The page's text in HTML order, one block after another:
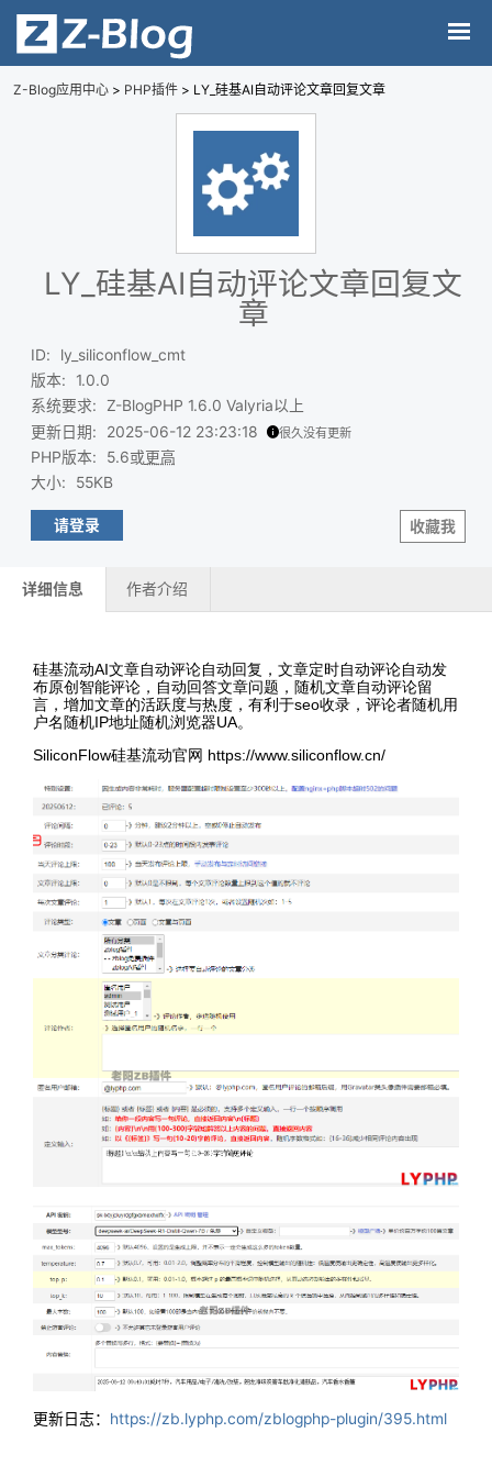
Z-Blog应用中心 > PHP插件 > LY_硅基AI自动评论文章回复文章
LY_硅基AI自动评论文章回复文
章
ID:
ly_siliconflow_cmt
版本:
1.0.0
系统要求:
Z-BlogPHP 1.6.0 Valyria以上
更新日期: 2025-06-12 23:23:18 很久没有更新
PHP版本: 5.6或更高
大小: 55KB
收藏我
请登录
详细信息 作者介绍
硅基流动AI文章自动评论自动回复，文章定时自动评论自动发
布原创智能评论，自动回答文章问题，随机文章自动评论留
言，增加文章的活跃度与热度，有利于seo收录，评论者随机用
户名随机IP地址随机浏览器UA。
SiliconFlow硅基流动官网 https://www.siliconflow.cn/
更新日志： https://zb.lyphp.com/zblogphp-plugin/395.html